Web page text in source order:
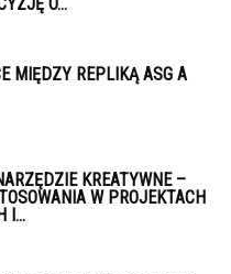
O...
MIĘDZY REPLIKĄ ASG A
KREATYWNE –
W PROJEKTACH
I...